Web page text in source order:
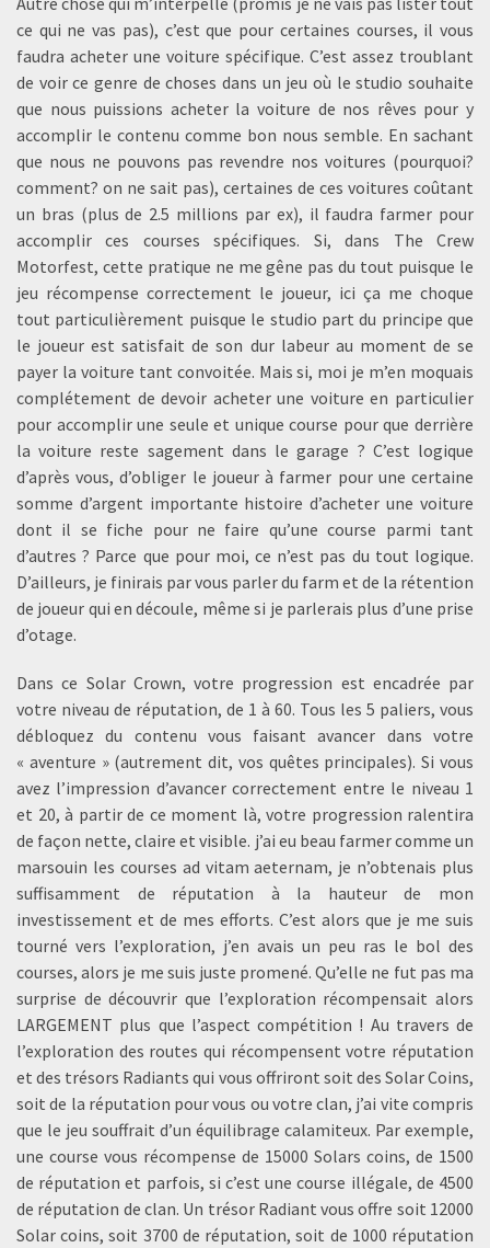
ce qui ne vas pas), c’est que pour certaines courses, il vous
faudra acheter une voiture spécifique. C’est assez troublant
de voir ce genre de choses dans un jeu où le studio souhaite
que nous puissions acheter la voiture de nos rêves pour y
accomplir le contenu comme bon nous semble. En sachant
que nous ne pouvons pas revendre nos voitures (pourquoi?
comment? on ne sait pas), certaines de ces voitures coûtant
un bras (plus de 2.5 millions par ex), il faudra farmer pour
accomplir ces courses spécifiques. Si, dans The Crew
Motorfest, cette pratique ne me gêne pas du tout puisque le
jeu récompense correctement le joueur, ici ça me choque
tout particulièrement puisque le studio part du principe que
le joueur est satisfait de son dur labeur au moment de se
payer la voiture tant convoitée. Mais si, moi je m’en moquais
complétement de devoir acheter une voiture en particulier
pour accomplir une seule et unique course pour que derrière
la voiture reste sagement dans le garage ? C’est logique
d’après vous, d’obliger le joueur à farmer pour une certaine
somme d’argent importante histoire d’acheter une voiture
dont il se fiche pour ne faire qu’une course parmi tant
d’autres ? Parce que pour moi, ce n’est pas du tout logique.
D’ailleurs, je finirais par vous parler du farm et de la rétention
de joueur qui en découle, même si je parlerais plus d’une prise
d’otage.
Dans ce Solar Crown, votre progression est encadrée par
votre niveau de réputation, de 1 à 60. Tous les 5 paliers, vous
débloquez du contenu vous faisant avancer dans votre
« aventure » (autrement dit, vos quêtes principales). Si vous
avez l’impression d’avancer correctement entre le niveau 1
et 20, à partir de ce moment là, votre progression ralentira
de façon nette, claire et visible. j’ai eu beau farmer comme un
marsouin les courses ad vitam aeternam, je n’obtenais plus
suffisamment de réputation à la hauteur de mon
investissement et de mes efforts. C’est alors que je me suis
tourné vers l’exploration, j’en avais un peu ras le bol des
courses, alors je me suis juste promené. Qu’elle ne fut pas ma
surprise de découvrir que l’exploration récompensait alors
LARGEMENT plus que l’aspect compétition ! Au travers de
l’exploration des routes qui récompensent votre réputation
et des trésors Radiants qui vous offriront soit des Solar Coins,
soit de la réputation pour vous ou votre clan, j’ai vite compris
que le jeu souffrait d’un équilibrage calamiteux. Par exemple,
une course vous récompense de 15000 Solars coins, de 1500
de réputation et parfois, si c’est une course illégale, de 4500
de réputation de clan. Un trésor Radiant vous offre soit 12000
Solar coins, soit 3700 de réputation, soit de 1000 réputation